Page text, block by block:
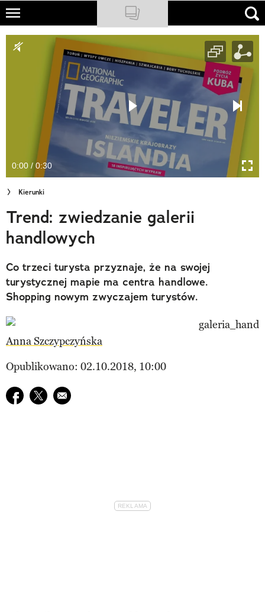
Skip
main
NATIONAL GEOGRAPHIC
TRAVELER
PODCASTY
Newsletter
Cuda Polski
Wielki Konkurs Fotograficzny
Trendbook Podróżniczy
Polecane
0:00 / 0:30
Kierunki
Trend: zwiedzanie galerii
handlowych
Co trzeci turysta przyznaje, że na swojej
turystycznej mapie ma centra handlowe.
Shopping nowym zwyczajem turystów.
Anna Szczypczyńska
Opublikowano: 02.10.2018, 10:00
Udostępnij na facebook
Udostępnij na twitter
E-mail do przyjaciela